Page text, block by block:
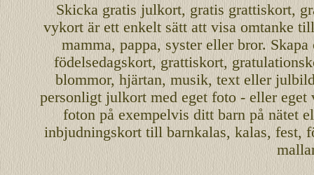
Skicka gratis julkort, gratis grattiskort,
vykortär ett enkelt sätt att visa omtanke
mamma, pappa, systerellerbror.
födelsedagskort,grattiskort,
blommor, hjärtan, musik, text eller
personligtjulkort med eget foto - eller eget
foton på exempelvis ditt barn på nätet
inbjudningskort till barnkalas, kalas, fest,